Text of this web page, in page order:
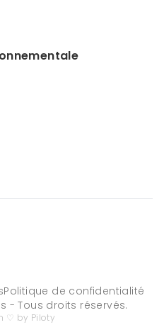
Politique de confidentialité
- Tous droits réservés.
♡ by Piloty